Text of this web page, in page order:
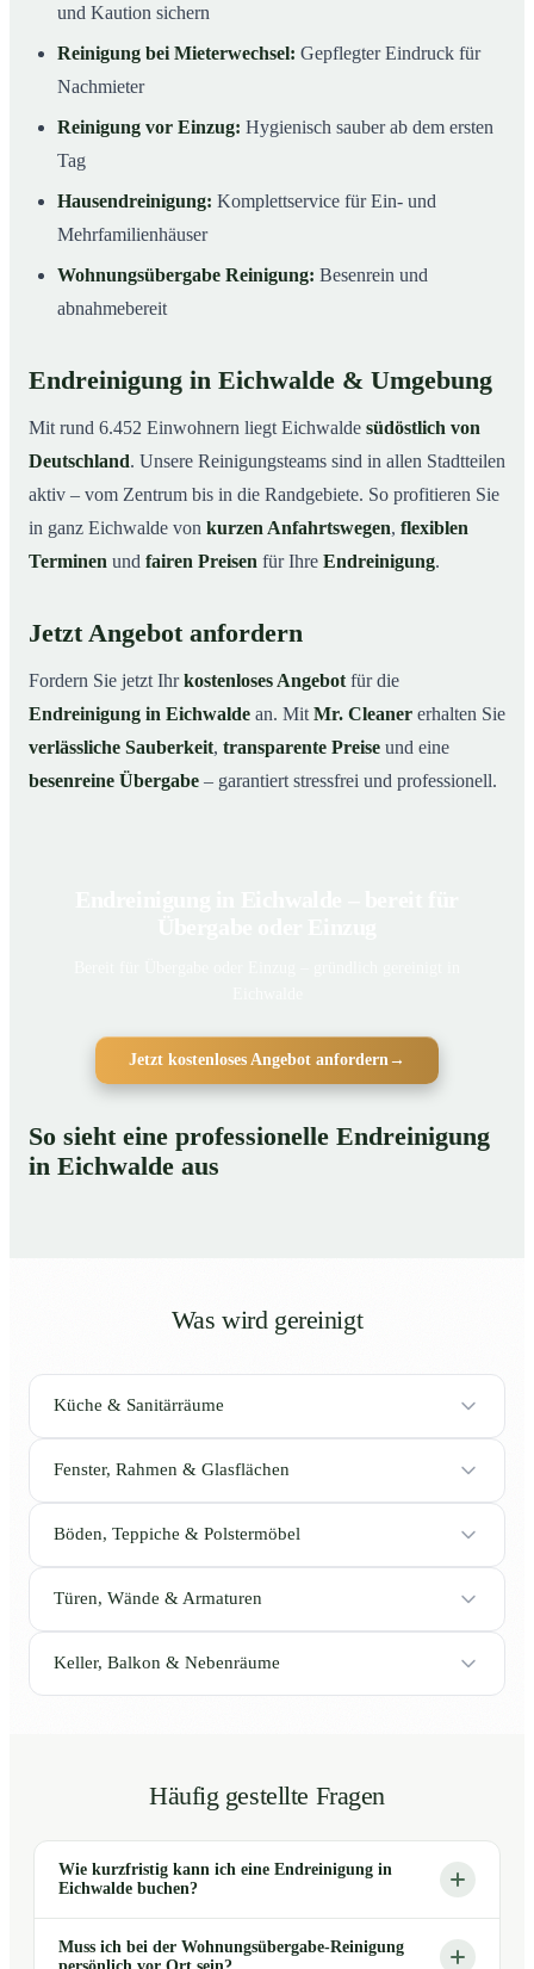
und Kaution sichern
Reinigung bei Mieterwechsel: Gepflegter Eindruck für
Nachmieter
Reinigung vor Einzug: Hygienisch sauber ab dem ersten
Tag
Hausendreinigung: Komplettservice für Ein- und
Mehrfamilienhäuser
Wohnungsübergabe Reinigung: Besenrein und
abnahmebereit
Endreinigung in Eichwalde & Umgebung
Mit rund 6.452 Einwohnern liegt Eichwalde südöstlich von
Deutschland. Unsere Reinigungsteams sind in allen Stadtteilen
aktiv – vom Zentrum bis in die Randgebiete. So profitieren Sie
in ganz Eichwalde von kurzen Anfahrtswegen, flexiblen
Terminen und fairen Preisen für Ihre Endreinigung.
Jetzt Angebot anfordern
Fordern Sie jetzt Ihrkostenloses Angebot für die
Endreinigung in Eichwalde an. Mit Mr. Cleaner erhalten Sie
verlässliche Sauberkeit, transparente Preise und eine
besenreine Übergabe – garantiert stressfrei und professionell.
Jetzt kostenloses Angebot anfordern →
So sieht eine professionelle Endreinigung
in Eichwalde aus
Was wird gereinigt
Küche & Sanitärräume
Fenster, Rahmen & Glasflächen
Böden, Teppiche & Polstermöbel
Türen, Wände & Armaturen
Keller, Balkon & Nebenräume
Häufig gestellte Fragen
Wie kurzfristig kann ich eine Endreinigung in
Eichwalde buchen?
Muss ich bei der Wohnungsübergabe-Reinigung